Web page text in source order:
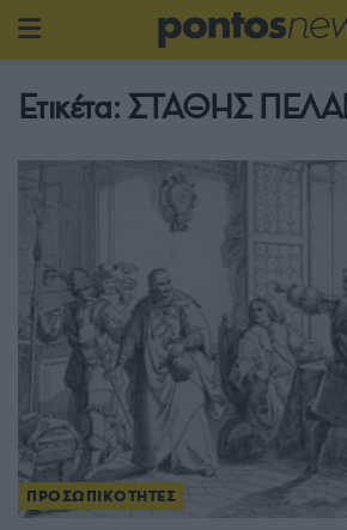
Ετικέτα: ΣΤΑΘΗΣ
ΠΡΟΣΩΠΙΚΟΤΗΤΕΣ